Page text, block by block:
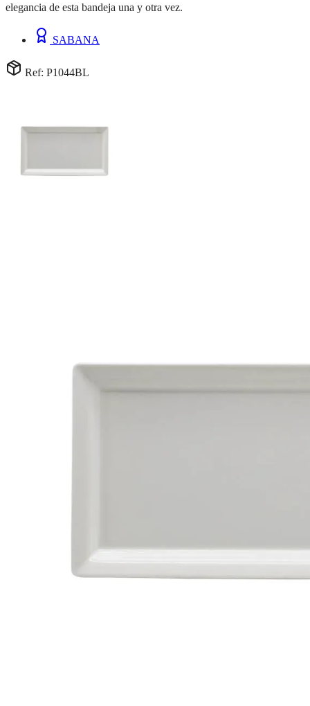
elegancia de esta bandeja una y otra vez.
SABANA
Ref: P1044BL